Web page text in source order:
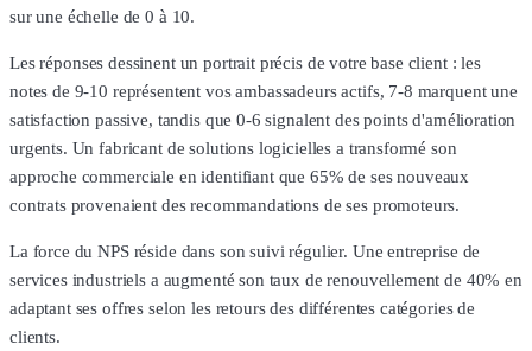
sur une échelle de 0 à 10.
Les réponses dessinent un portrait précis de votre base client : les
notes de 9-10 représentent vos ambassadeurs actifs, 7-8 marquent une
satisfaction passive, tandis que 0-6 signalent des points d'amélioration
urgents. Un fabricant de solutions logicielles a transformé son
approche commerciale en identifiant que 65% de ses nouveaux
contrats provenaient des recommandations de ses promoteurs.
La force du NPS réside dans son suivi régulier. Une entreprise de
services industriels a augmenté son taux de renouvellement de 40% en
adaptant ses offres selon les retours des différentes catégories de
clients.